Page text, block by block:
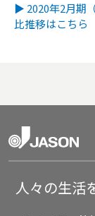
▶ 2020年2月期
比推移はこちら
人々の生活